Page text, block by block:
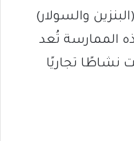
والسولار)
الممارسة تُعد
نشاطًا تجاريًا